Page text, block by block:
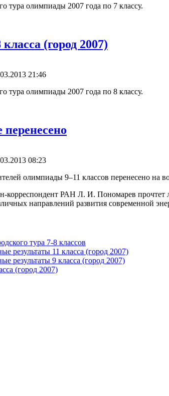
тура олимпиады 2007 года по 7 классу.
(город 2007)
21:46
тура олимпиады 2007 года по 8 классу.
08:23
олимпиады 9–11 классов перенесено на
корреспондент РАН Л. И. Пономарев прочтет
направлений развития современной
тура 7-8 классов
результаты 11 класса (город 2007)
результаты 9 класса (город 2007)
(город 2007)